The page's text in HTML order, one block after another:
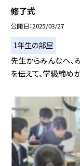
修了式
公開日 2025/03/27
1年生の部屋
先生からみんなへ
を伝えて、学級締め